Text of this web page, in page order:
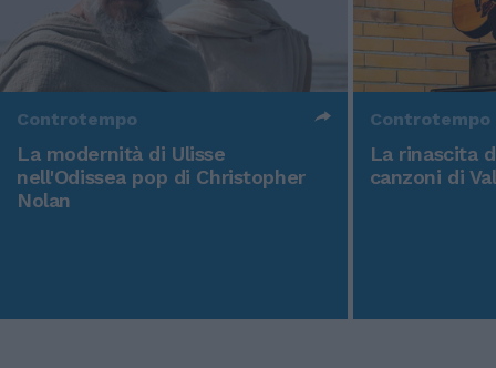
Controtempo
La modernità di Ulisse
nell'Odissea pop di Christopher
Nolan
Controtempo
La rinascita
canzoni di